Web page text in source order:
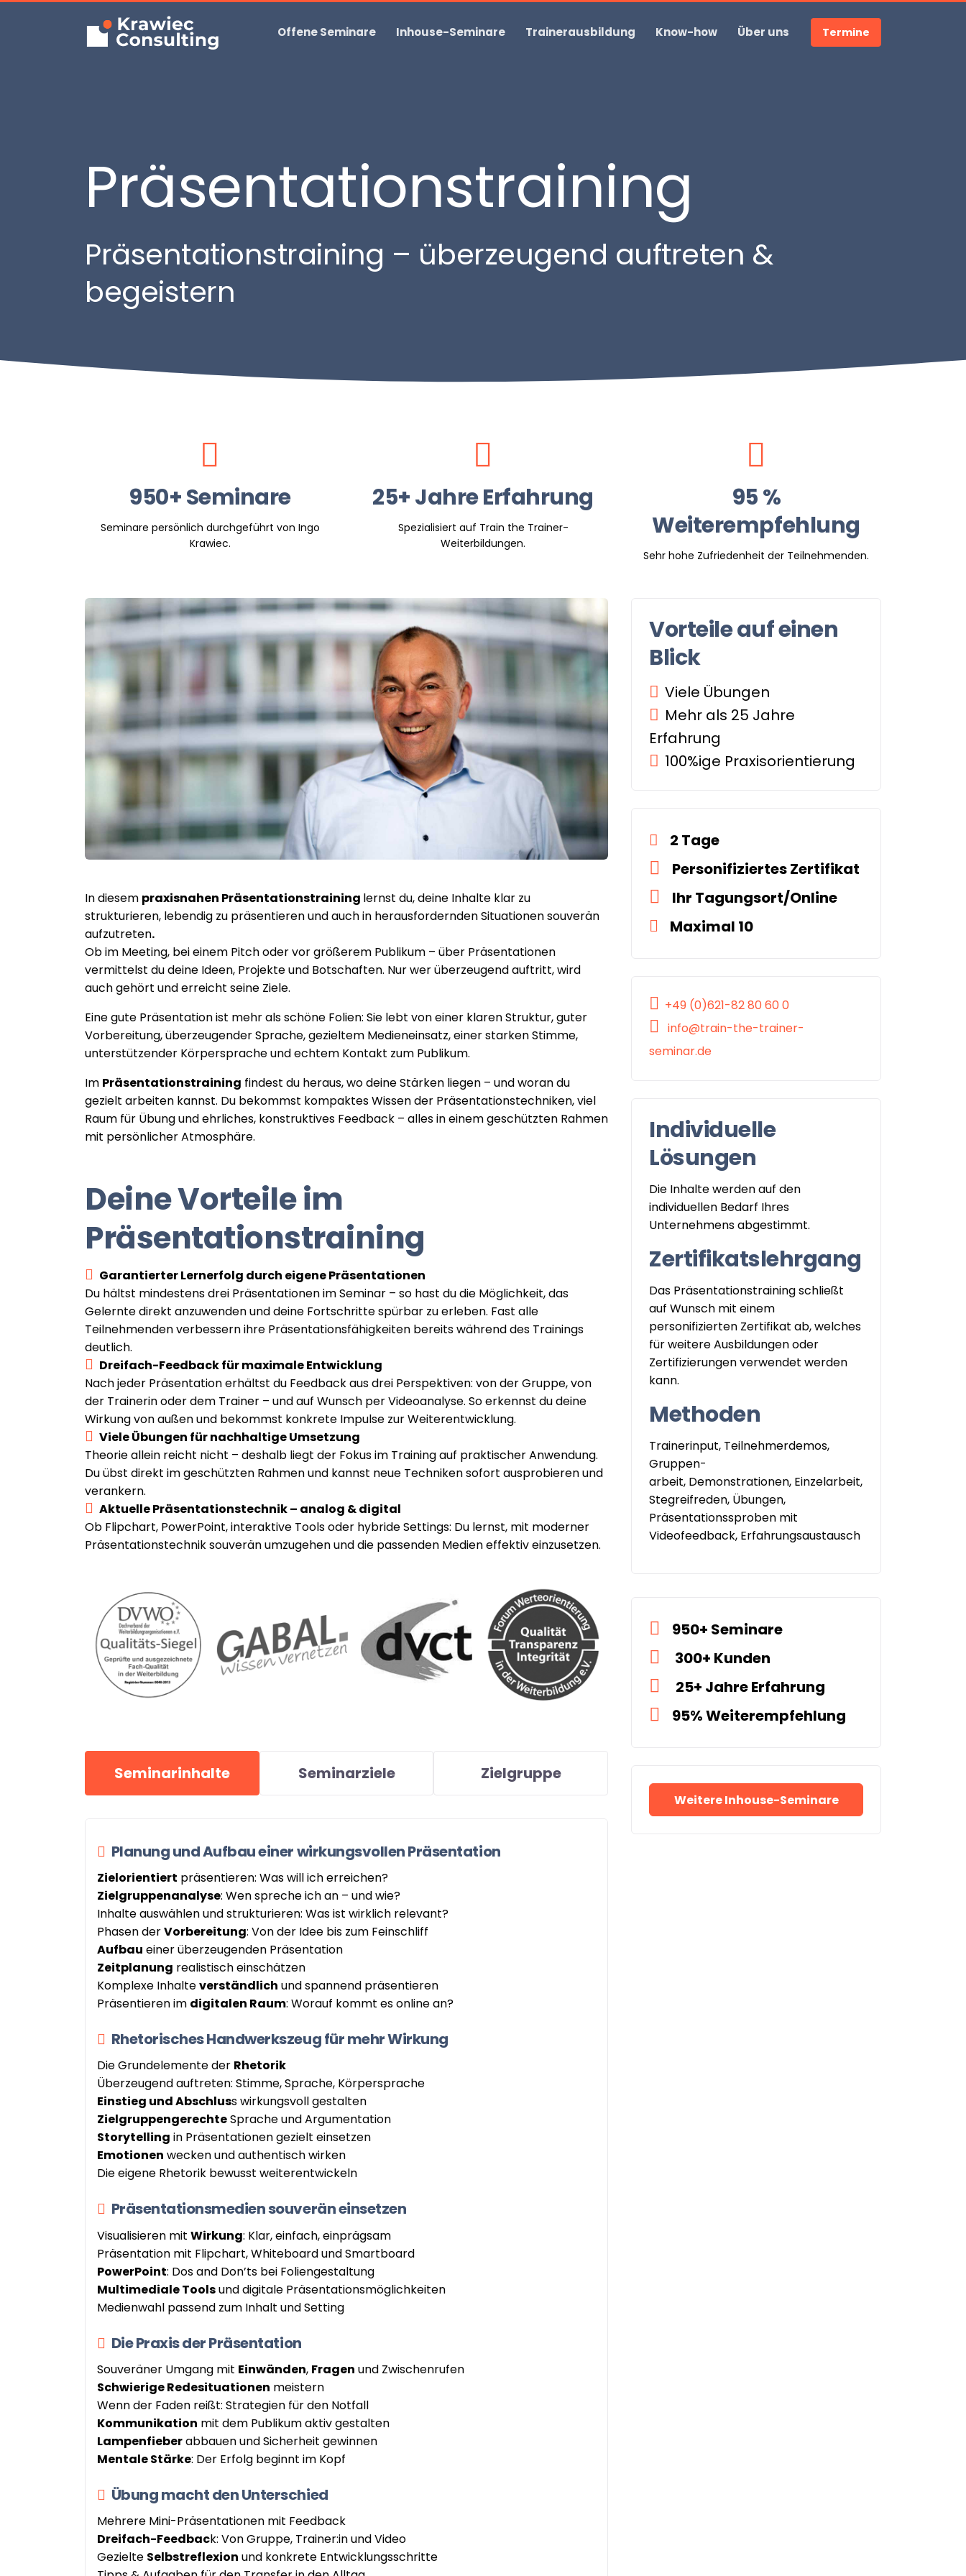
Offene Seminare Inhouse-Seminare Trainerausbildung Know-how Über uns Termine
Präsentationstraining
Präsentationstraining – überzeugend auftreten &
begeistern
950+ Seminare
Seminare persönlich durchgeführt von Ingo
Krawiec.
25+ Jahre Erfahrung
Spezialisiert auf Train the Trainer-
Weiterbildungen.
95 %
Weiterempfehlung
Sehr hohe Zufriedenheit der Teilnehmenden.
In diesem praxisnahen Präsentationstraining lernst du, deine Inhalte klar zu
strukturieren, lebendig zu präsentieren und auch in herausfordernden Situationen souverän
aufzutreten.
Ob im Meeting, bei einem Pitch oder vor größerem Publikum – über Präsentationen
vermittelst du deine Ideen, Projekte und Botschaften. Nur wer überzeugend auftritt, wird
auch gehört und erreicht seine Ziele.
Eine gute Präsentation ist mehr als schöne Folien: Sie lebt von einer klaren Struktur, guter
Vorbereitung, überzeugender Sprache, gezieltem Medieneinsatz, einer starken Stimme,
unterstützender Körpersprache und echtem Kontakt zum Publikum.
Im Präsentationstraining findest du heraus, wo deine Stärken liegen – und woran du
gezielt arbeiten kannst. Du bekommst kompaktes Wissen der Präsentationstechniken, viel
Raum für Übung und ehrliches, konstruktives Feedback – alles in einem geschützten Rahmen
mit persönlicher Atmosphäre.
Deine Vorteile im
Präsentationstraining
Garantierter Lernerfolg durch eigene Präsentationen
Du hältst mindestens drei Präsentationen im Seminar – so hast du die Möglichkeit, das
Gelernte direkt anzuwenden und deine Fortschritte spürbar zu erleben. Fast alle
Teilnehmenden verbessern ihre Präsentationsfähigkeiten bereits während des Trainings
deutlich.
Dreifach-Feedback für maximale Entwicklung
Nach jeder Präsentation erhältst du Feedback aus drei Perspektiven: von der Gruppe, von
der Trainerin oder dem Trainer – und auf Wunsch per Videoanalyse. So erkennst du deine
Wirkung von außen und bekommst konkrete Impulse zur Weiterentwicklung.
Viele Übungen für nachhaltige Umsetzung
Theorie allein reicht nicht – deshalb liegt der Fokus im Training auf praktischer Anwendung.
Du übst direkt im geschützten Rahmen und kannst neue Techniken sofort ausprobieren und
verankern.
Aktuelle Präsentationstechnik – analog & digital
Ob Flipchart, PowerPoint, interaktive Tools oder hybride Settings: Du lernst, mit moderner
Präsentationstechnik souverän umzugehen und die passenden Medien effektiv einzusetzen.
Seminarinhalte Seminarziele Zielgruppe
Planung und Aufbau einer wirkungsvollen Präsentation
Zielorientiert präsentieren: Was will ich erreichen?
Zielgruppenanalyse: Wen spreche ich an – und wie?
Inhalte auswählen und strukturieren: Was ist wirklich relevant?
Phasen derVorbereitung: Von der Idee bis zum Feinschliff
Aufbau einer überzeugenden Präsentation
Zeitplanung realistisch einschätzen
Komplexe Inhalteverständlich und spannend präsentieren
Präsentieren im digitalen Raum: Worauf kommt es online an?
Rhetorisches Handwerkszeug für mehr Wirkung
Die Grundelemente der Rhetorik
Überzeugend auftreten: Stimme, Sprache, Körpersprache
Einstieg und Abschluss wirkungsvoll gestalten
ZielgruppengerechteSprache und Argumentation
Storytelling in Präsentationen gezielt einsetzen
Emotionen wecken und authentisch wirken
Die eigene Rhetorik bewusst weiterentwickeln
Präsentationsmedien souverän einsetzen
Visualisieren mit Wirkung: Klar, einfach, einprägsam
Präsentation mit Flipchart, Whiteboard und Smartboard
PowerPoint: Dos and Don’ts bei Foliengestaltung
Multimediale Toolsund digitale Präsentationsmöglichkeiten
Medienwahl passend zum Inhalt und Setting
Die Praxis der Präsentation
Souveräner Umgang mit Einwänden, Fragen und Zwischenrufen
Schwierige Redesituationen meistern
Wenn der Faden reißt: Strategien für den Notfall
Kommunikation mit dem Publikum aktiv gestalten
Lampenfieberabbauen und Sicherheit gewinnen
Mentale Stärke: Der Erfolg beginnt im Kopf
Übung macht den Unterschied
Mehrere Mini-Präsentationen mit Feedback
Dreifach-Feedback: Von Gruppe, Trainer:in und Video
Gezielte Selbstreflexion und konkrete Entwicklungsschritte
Vorteile auf einen
Blick
Viele Übungen
Mehr als 25 Jahre
Erfahrung
100%ige Praxisorientierung
2 Tage
Personifiziertes Zertifikat
Ihr Tagungsort/Online
Maximal 10
+49 (0)621-82 80 60 0
info@train-the-trainer-
seminar.de
Individuelle
Lösungen
Die Inhalte werden auf den
individuellen Bedarf Ihres
Unternehmens abgestimmt.
Zertifikatslehrgang
Das Präsentationstraining schließt
auf Wunsch mit einem
personifizierten Zertifikat ab, welches
für weitere Ausbildungen oder
Zertifizierungen verwendet werden
kann.
Methoden
Trainerinput, Teilnehmerdemos,
Gruppen-
arbeit, Demonstrationen, Einzelarbeit,
Stegreifreden, Übungen,
Präsentationssproben mit
Videofeedback, Erfahrungsaustausch
950+ Seminare
300+ Kunden
25+ Jahre Erfahrung
95% Weiterempfehlung
Weitere Inhouse-Seminare